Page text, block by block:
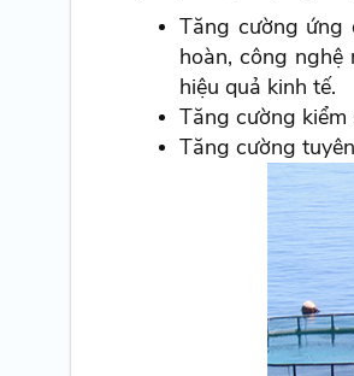
Tăng cường ứng
hoàn, công
hiệu quả kinh tế.
Tăng cường
Tăng cường